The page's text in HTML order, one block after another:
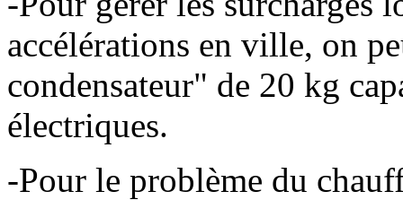
accélérations en ville, on
condensateur" de 20 kg
électriques.
-Pour le problème du